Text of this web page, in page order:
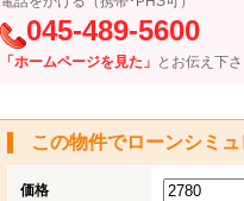
045-489-5600
「ホームページを見た」 とお伝え下
この物件でローンシミ
価格